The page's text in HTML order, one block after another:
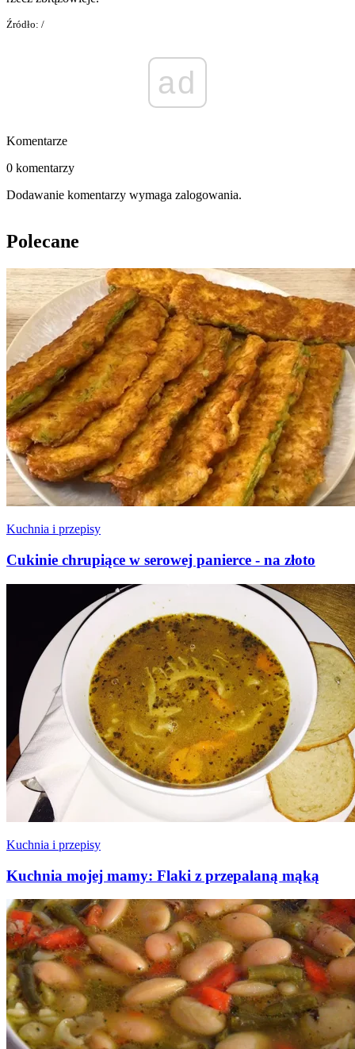
Źródło: /
ad
Komentarze
0 komentarzy
Dodawanie komentarzy wymaga zalogowania.
Polecane
Kuchnia i przepisy
Cukinie chrupiące w serowej panierce - na złoto
Kuchnia i przepisy
Kuchnia mojej mamy: Flaki z przepalaną mąką